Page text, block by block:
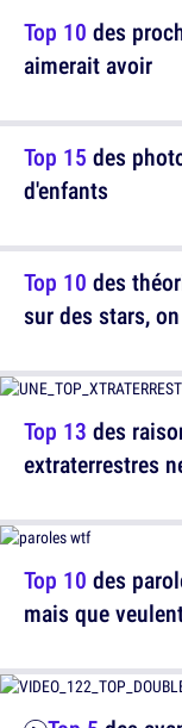
Top 15 des
d'enfants
Top 13 des
extraterrestres
Top 10 des
aimerait avoir
Top 10 des
sur des stars,
Top 10 des
mais que